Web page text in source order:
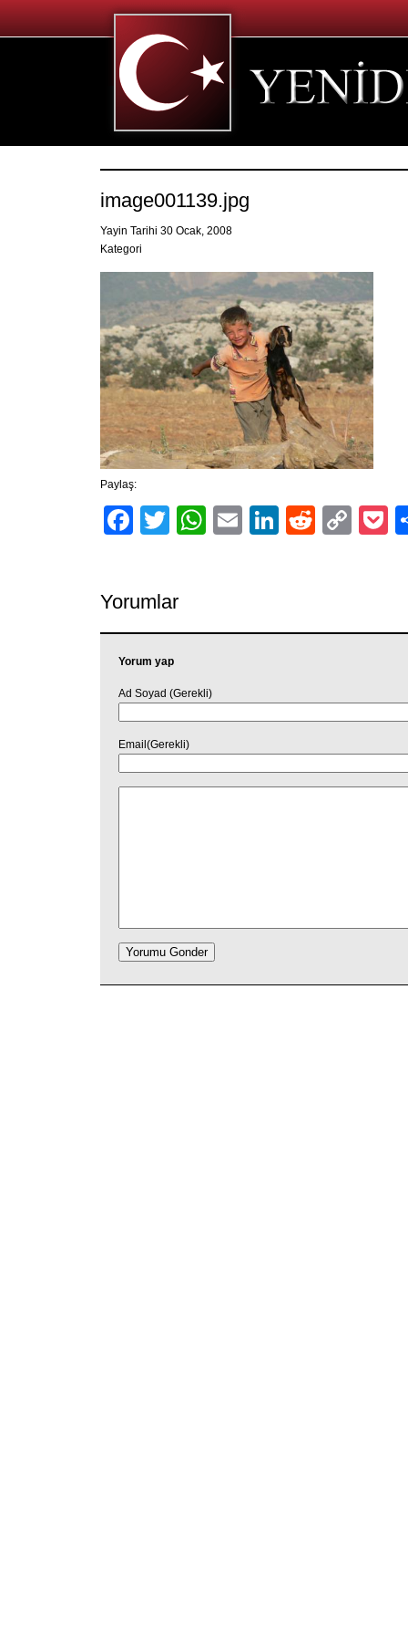
image001139.jpg
Yayin Tarihi 30 Ocak, 2008
Kategori
Paylaş:
Facebook
TwitterWhatsApp
EmailLinkedIn
Reddit
Yorumlar
Yorum yap
Ad Soyad (Gerekli)
Email(Gerekli)